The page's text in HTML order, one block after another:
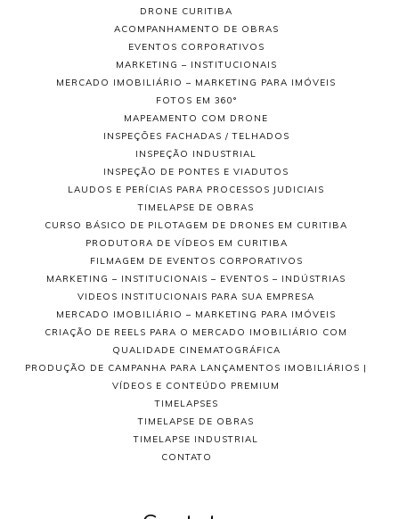
DRONE CURITIBA
ACOMPANHAMENTO DE OBRAS
EVENTOS CORPORATIVOS
MARKETING – INSTITUCIONAIS
MERCADO IMOBILIÁRIO – MARKETING PARA IMÓVEIS
FOTOS EM 360°
MAPEAMENTO COM DRONE
INSPEÇÕES FACHADAS / TELHADOS
INSPEÇÃO INDUSTRIAL
INSPEÇÃO DE PONTES E VIADUTOS
LAUDOS E PERÍCIAS PARA PROCESSOS JUDICIAIS
TIMELAPSE DE OBRAS
CURSO BÁSICO DE PILOTAGEM DE DRONES EM CURITIBA
PRODUTORA DE VÍDEOS EM CURITIBA
FILMAGEM DE EVENTOS CORPORATIVOS
MARKETING – INSTITUCIONAIS – EVENTOS – INDÚSTRIAS
VIDEOS INSTITUCIONAIS PARA SUA EMPRESA
MERCADO IMOBILIÁRIO – MARKETING PARA IMÓVEIS
CRIAÇÃO DE REELS PARA O MERCADO IMOBILIÁRIO COM
QUALIDADE CINEMATOGRÁFICA
PRODUÇÃO DE CAMPANHA PARA LANÇAMENTOS IMOBILIÁRIOS |
VÍDEOS E CONTEÚDO PREMIUM
TIMELAPSES
TIMELAPSE DE OBRAS
TIMELAPSE INDUSTRIAL
CONTATO